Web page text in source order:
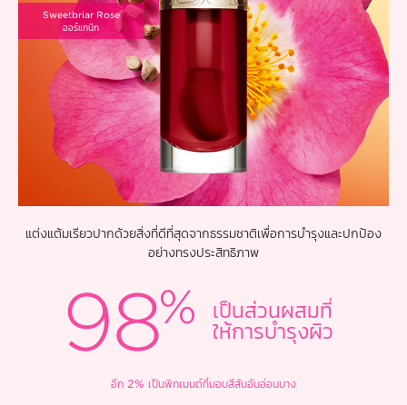
Sweetbriar Rose
ออร์แกนิก
แต่งแต้มเรียวปากด้วยสิ่งที่ดีที่สุดจากธรรมชาติเพื่อการบำรุงและปกป้อง
อย่างทรงประสิทธิภาพ
เป็นส่วนผสมที่
ให้การบำรุงผิว
อีก 2% เป็นพิกเมนต์ที่มอบสีสันอันอ่อนบาง